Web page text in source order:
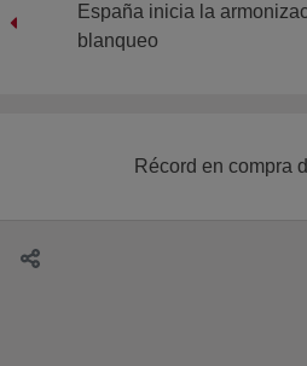
España inicia la
blanqueo
Récord en compra